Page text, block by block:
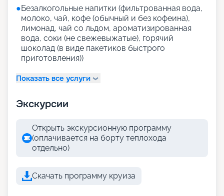
●Безалкогольные напитки (фильтрованная вода,
молоко, чай, кофе (обычный и без кофеина),
лимонад, чай со льдом, ароматизированная
вода, соки (не свежевыжатые), горячий
шоколад (в виде пакетиков быстрого
приготовления))
Показать все услуги
Экскурсии
Открыть экскурсионную программу
(оплачивается на борту теплохода
отдельно)
Скачать программу круиза